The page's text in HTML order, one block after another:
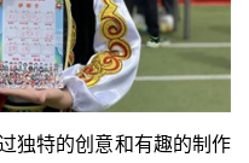
独特的创意和有趣的制作